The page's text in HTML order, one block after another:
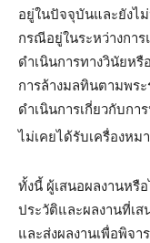
อยู่ในปัจจุบันและยังไ
กรณีอยู่ในระหว่างกา
ดำเนินการทางวินัยห
การล้างมลทินตามพร
ดำเนินการเกี่ยวกับก
ไม่เคยได้รับเครื่องหม
ทั้งนี้ ผู้เสนอผลงานหรื
ประวัติและผลงานที่เ
และส่งผลงานเพื่อพิจ